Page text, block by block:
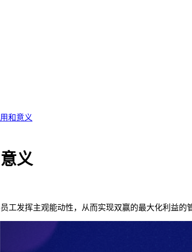
和意义
义
工发挥主观能动性，从而实现双赢的最大化利益